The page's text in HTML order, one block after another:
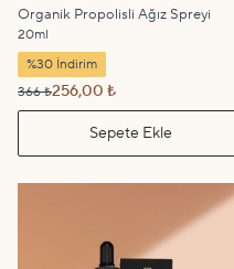
Organik Propolisli Ağız Spreyi
20ml
%30 İndirim
366 ₺256,00 ₺
Sepete Ekle